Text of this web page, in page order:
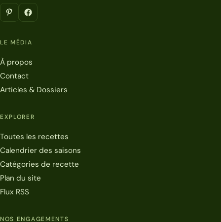
LE MÉDIA
À propos
Contact
Articles & Dossiers
EXPLORER
Toutes les recettes
Calendrier des saisons
Catégories de recette
Plan du site
Flux RSS
NOS ENGAGEMENTS